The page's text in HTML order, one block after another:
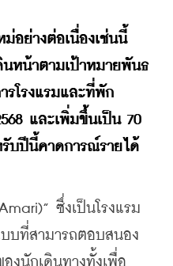
ม่อย่างต่อเนื่องเช่นนี้
นหน้าตามเป้าหมายพันธ
รโรงแรมและที่พัก
และเพิ่มขึ้นเป็น 70
บปีนี้คาดการณ์รายได้
ซึ่งเป็นโรงแรม
บที่สามารถตอบสนอง
งนักเดินทางทั้งเพื่อ